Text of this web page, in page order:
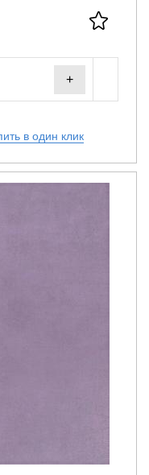
+
в один клик